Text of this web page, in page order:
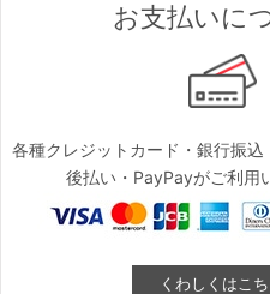
お支払いに
各種クレジットカード・銀行振込
後払い・PayPayがご利用
くわしくはこ